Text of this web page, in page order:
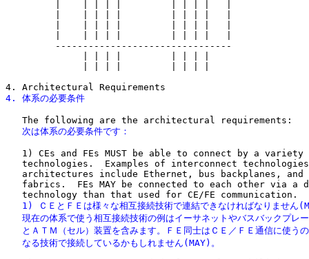
         --------------------------------
4. 体系の必要条件
   次は体系の必要条件です：
1) CEs and FEs MUST be able to connect by a variety
technologies.  Examples of interconnect
architectures include Ethernet, bus backplanes, and
fabrics.  FEs MAY be connected to each other via a
1) ＣＥとＦＥは様々な相互接続技術で連結できなければなりません
現在の体系で使う相互接続技術の例はイーサネットやバスバックプレ
とＡＴＭ（セル）装置を含みます。ＦＥ同士はＣＥ／ＦＥ通信に使う
   なる技術で接続しているかもしれません(MAY)。